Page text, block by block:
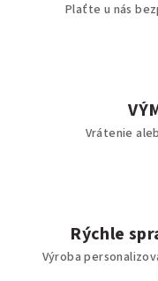
Plaťte u nás
Vrátenie
Rýchle
Výroba